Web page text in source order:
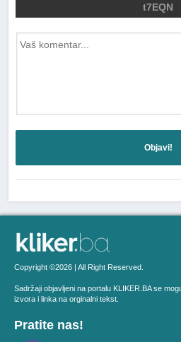
t7EQN
Objavi!
Copyright ©2026 | All Right Reserved.
Sadržaji objavljeni na portalu KLIKER.BA se
izvora i linka na orginalni tekst.
Pratite nas!